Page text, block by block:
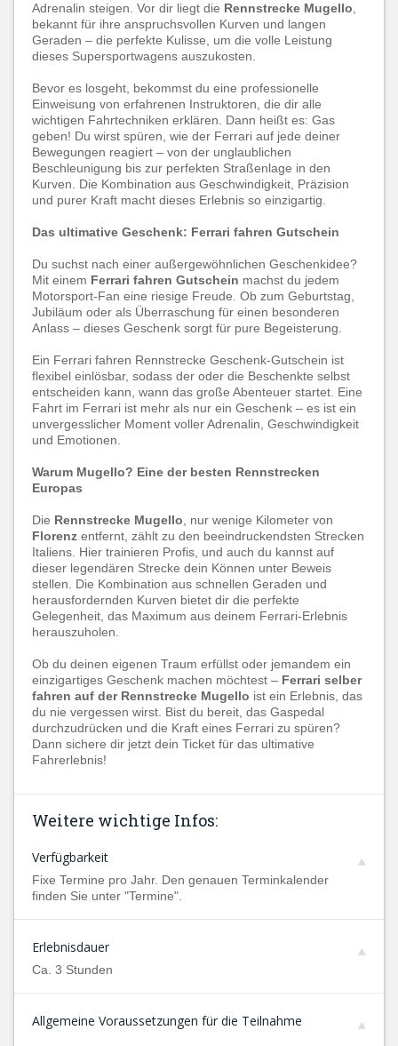
Adrenalin steigen. Vor dir liegt die Rennstrecke Mugello
bekannt für ihre anspruchsvollen Kurven und langen
Geraden – die perfekte Kulisse, um die volle Leistung
dieses Supersportwagens auszukosten.
Bevor es losgeht, bekommst du eine professionelle
Einweisung von erfahrenen Instruktoren, die dir alle
wichtigen Fahrtechniken erklären. Dann heißt es: Gas
geben! Du wirst spüren, wie der Ferrari auf jede deiner
Bewegungen reagiert – von der unglaublichen
Beschleunigung bis zur perfekten Straßenlage in den
Kurven. Die Kombination aus Geschwindigkeit, Präzision
und purer Kraft macht dieses Erlebnis so einzigartig.
Das ultimative Geschenk: Ferrari fahren Gutschein
Du suchst nach einer außergewöhnlichen Geschenkidee?
Mit einem Ferrari fahren Gutschein machst du jedem
Motorsport-Fan eine riesige Freude. Ob zum Geburtstag,
Jubiläum oder als Überraschung für einen besonderen
Anlass – dieses Geschenk sorgt für pure Begeisterung.
Ein Ferrari fahren Rennstrecke Geschenk-Gutschein ist
flexibel einlösbar, sodass der oder die Beschenkte selbst
entscheiden kann, wann das große Abenteuer startet. Eine
Fahrt im Ferrari ist mehr als nur ein Geschenk – es ist ein
unvergesslicher Moment voller Adrenalin, Geschwindigkeit
und Emotionen.
Warum Mugello? Eine der besten Rennstrecken
Europas
Die Rennstrecke Mugello , nur wenige Kilometer von
Florenz entfernt, zählt zu den beeindruckendsten Strecken
Italiens. Hier trainieren Profis, und auch du kannst auf
dieser legendären Strecke dein Können unter Beweis
stellen. Die Kombination aus schnellen Geraden und
herausfordernden Kurven bietet dir die perfekte
Gelegenheit, das Maximum aus deinem Ferrari-Erlebnis
herauszuholen.
Ob du deinen eigenen Traum erfüllst oder jemandem ein
einzigartiges Geschenk machen möchtest – Ferrari selber
fahren auf der Rennstrecke Mugello ist ein Erlebnis, das
du nie vergessen wirst. Bist du bereit, das Gaspedal
durchzudrücken und die Kraft eines Ferrari zu spüren?
Dann sichere dir jetzt dein Ticket für das ultimative
Fahrerlebnis!
Weitere wichtige Infos:
Verfügbarkeit
Fixe Termine pro Jahr. Den genauen Terminkalender
finden Sie unter "Termine".
Erlebnisdauer
Ca. 3 Stunden
Allgemeine Voraussetzungen für die Teilnahme